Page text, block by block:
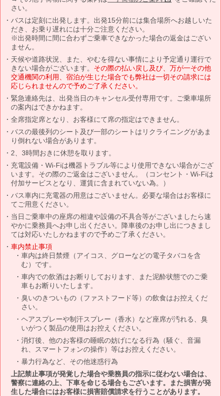
さい。
バスは定刻に出発します。出発15分前には集合場所へお越しいた
だき、お乗り遅れには十分ご注意ください。
※出発時間に間に合わずご乗車できなかった場合の返金はござい
ません。
天候や道路状況、また、やむを得ない事情により予定通り運行で
きない場合がございます。 その際の払い戻し及び、万が一その他
交通機関の利用、宿泊が生じた場合でも弊社は一切その請求には
応じられませんので予めご了承ください。
緊急連絡先は、出発当日のキャンセル受付専用です。ご乗車場所
の案内はできかねます。
全席指定席となり、お客様にて席の指定はできません。
バスの最後列のシート及び一部のシートはリクライニングがあま
り倒れない場合があります。
2、3時間おきに休憩を取ります。
充電設備・Wi-Fiは機器トラブル等により使用できない場合がござ
います。その際のご返金はございません。（コンセント・Wi-Fiは
付加サービスとなり、運賃に含まれていない為。）
バス車内に充電器の用意はございません。必要な場合はお客様に
てご用意ください。
当日ご乗車中の座席の相違や設備の不具合等がございましたら速
やかに乗務員へお申し出ください。降車後のお申し出につきまし
ては対応いたしかねますので予めご了承ください。
車内禁止事項
車内は終日禁煙（アイコス、グローなどの電子タバコを含
む）です。
車内での飲酒はお断りしております、また泥酔状態でのご乗
車もお断りいたします。
臭いのきついもの（ファストフード等）の飲食はお控えくだ
さい。
ヘアスプレーや制汗スプレー（香水）など座席が汚れる、臭
いがつく製品の使用はお控えください。
消灯後、他のお客様の睡眠の妨げになる行為（騒ぐ、音漏
れ、スマートフォンの操作）等はお控えください。
暴力行為など、その他迷惑行為
上記禁止事項が発覚した場合や乗務員の指示に従わない場合は、
警察に連絡の上、下車を命じる場合もございます。また損害が発
生した場合にはお客様に損害賠償請求を行うことがあります。